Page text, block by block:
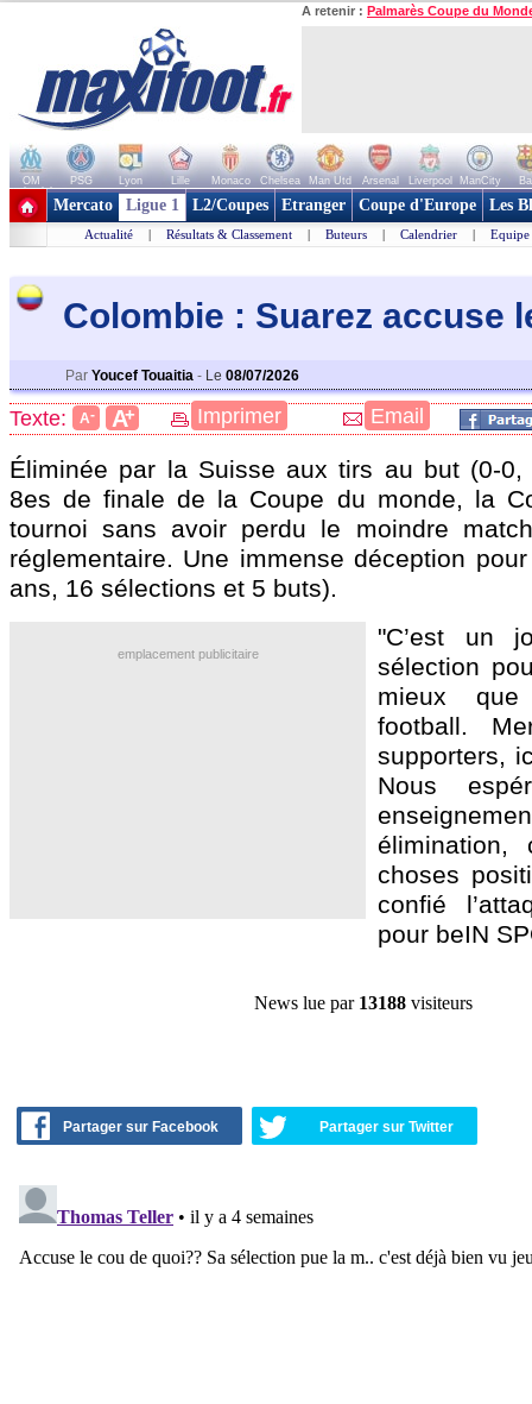
A retenir : Palmarès Coupe du
OM PSG Lyon Lille Monaco Chelsea Man Utd Arsenal Liverpool ManCity
+ de clubs
Mercato Ligue 1 L2/Coupes Etranger Coupe d'Europe Les
Actualité | Résultats & Classement | Buteurs | Calendrier | Equipe
Colombie : Suarez accuse
Par Youcef Touaitia - Le 08/07/2026
Texte: A- A+ Imprimer Email
Éliminée par la Suisse aux tirs au but (0-
8es de finale de la Coupe du monde, la
tournoi sans avoir perdu le moindre
réglementaire. Une immense déception
ans, 16 sélections et 5 buts).
emplacement publicitaire
"C’est un
sélection
mieux
football.
supporters,
Nous
choses
confié
pour beIN
News lue par 13188 visiteurs
Partager sur Facebook Partager sur Twitter